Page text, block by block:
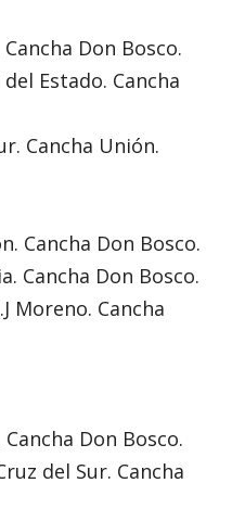
Cancha Don Bosco.
Estado. Cancha
Cancha Unión.
Cancha Don Bosco.
Cancha Don Bosco.
Moreno. Cancha
Cancha Don Bosco.
del Sur. Cancha